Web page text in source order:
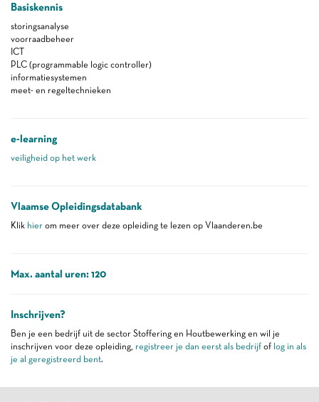
Basiskennis
storingsanalyse
voorraadbeheer
ICT
PLC (programmable logic controller)
informatiesystemen
meet- en regeltechnieken
e-learning
veiligheid op het werk
Vlaamse Opleidingsdatabank
Klik hier om meer over deze opleiding te lezen op Vlaanderen.be
Max. aantal uren: 120
Inschrijven?
Ben je een bedrijf uit de sector Stoffering en Houtbewerking en wil je
inschrijven voor deze opleiding, registreer je dan eerst als bedrijf of log in als
je al geregistreerd bent.